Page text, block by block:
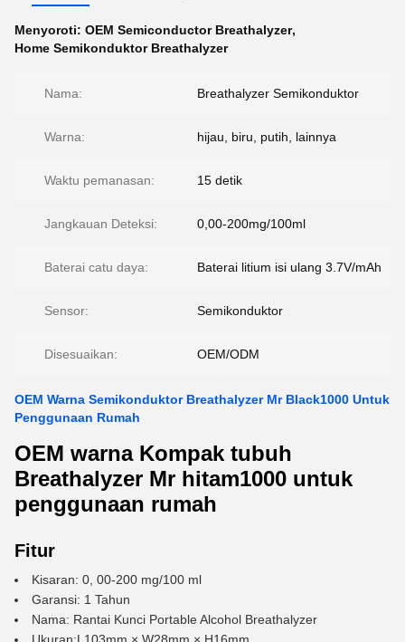
Menyoroti: OEM Semiconductor Breathalyzer,
Home Semikonduktor Breathalyzer
Nama: Breathalyzer Semikonduktor
Warna: hijau, biru, putih, lainnya
Waktu pemanasan: 15 detik
Jangkauan Deteksi: 0,00-200mg/100ml
Baterai catu daya: Baterai litium isi ulang 3.7V/mAh
Sensor: Semikonduktor
Disesuaikan: OEM/ODM
OEM Warna Semikonduktor Breathalyzer Mr Black1000 Untuk
Penggunaan Rumah
OEM warna Kompak tubuh
Breathalyzer Mr hitam1000 untuk
penggunaan rumah
Fitur
Kisaran: 0, 00-200 mg/100 ml
Garansi: 1 Tahun
Nama: Rantai Kunci Portable Alcohol Breathalyzer